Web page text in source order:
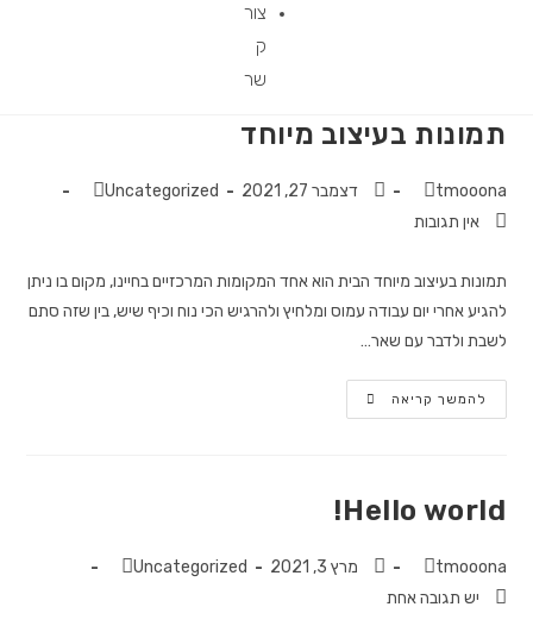
צור
ק
שר
תמונות בעיצוב מיוחד
tmooona דצמבר 27, 2021
Uncategorized
אין תגובות
תמונות בעיצוב מיוחד הבית הוא אחד המקומות המרכזיים בחיינו, מקום בו ניתן
להגיע אחרי יום עבודה עמוס ומלחיץ ולהרגיש הכי נוח וכיף שיש, בין שזה סתם
לשבת ולדבר עם שאר…
להמשך קריאה
Hello world!
tmooona מרץ 3, 2021
Uncategorized
יש תגובה אחת